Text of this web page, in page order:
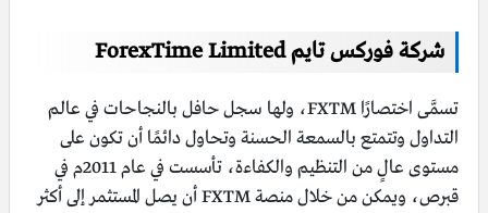
شركة فوركس تايم ForexTime Limited
تسمَّى اختصارًا FXTM، ولها سجل حافل بالنجاحات في عالم
التداول وتتمتع بالسمعة الحسنة وتحاول دائمًا أن تكون على
مستوى عالٍ من التنظيم والكفاءة، تأسست في عام 2011م في
قبرص، ويمكن من خلال منصة FXTM أن يصل المستثمر إلى أكثر